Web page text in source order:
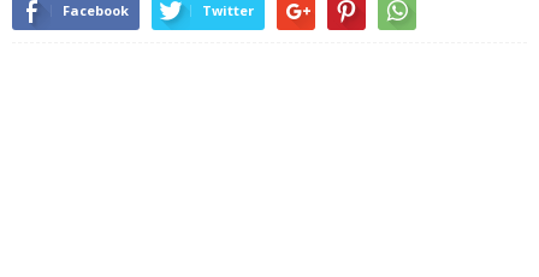
Facebook Twitter